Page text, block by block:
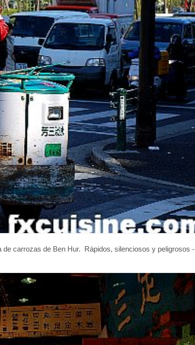
de carrozas de Ben Hur. Rápidos, silenciosos y peligrosos -